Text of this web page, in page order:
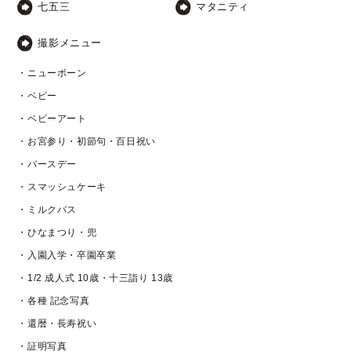
七五三 マタニティ
撮影メニュー
・ニューボーン
・ベビー
・ベビーアート
・お宮参り・初節句・百日祝い
・バースデー
・スマッシュケーキ
・ミルクバス
・ひなまつり・兜
・入園入学・卒園卒業
・1/2 成人式 10歳・十三詣り 13歳
・各種 記念写真
・還暦・長寿祝い
・証明写真